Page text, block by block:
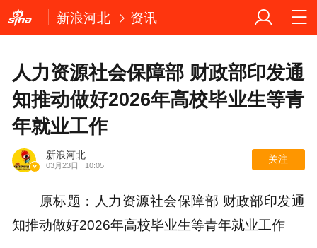
新浪河北 资讯
人力资源社会保障部 财政部印发通
知推动做好2026年高校毕业生等青
年就业工作
新浪河北
03月23日 10:05
关注
原标题：人力资源社会保障部 财政部印发通
知推动做好2026年高校毕业生等青年就业工作